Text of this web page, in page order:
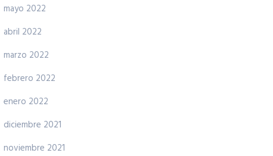
mayo 2022
abril 2022
marzo 2022
febrero 2022
enero 2022
diciembre 2021
noviembre 2021